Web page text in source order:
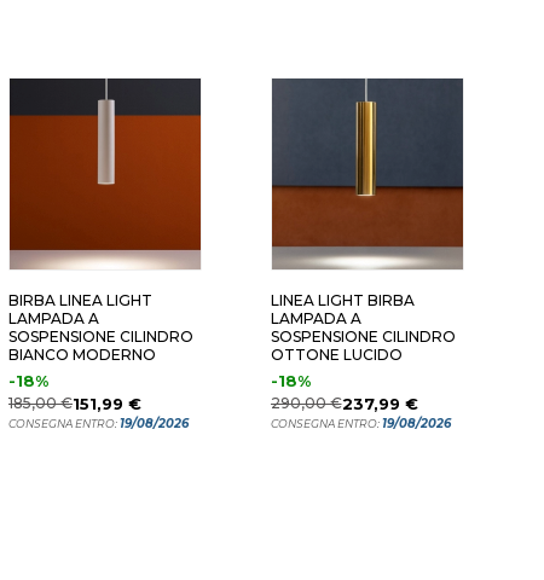
BIRBA LINEA LIGHT
LAMPADA A
SOSPENSIONE CILINDRO
BIANCO MODERNO
-18%
185,00 €151,99 €
CONSEGNA ENTRO:19/08/2026
LINEA LIGHT BIRBA
LAMPADA A
SOSPENSIONE CILINDRO
OTTONE LUCIDO
-18%
290,00 €237,99 €
CONSEGNA ENTRO:19/08/2026